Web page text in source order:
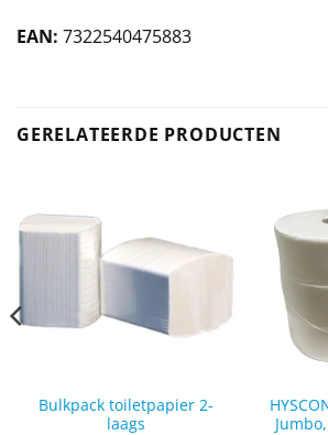
EAN: 7322540475883
GERELATEERDE PRODUCTEN
Bulkpack toiletpapier 2-
laags